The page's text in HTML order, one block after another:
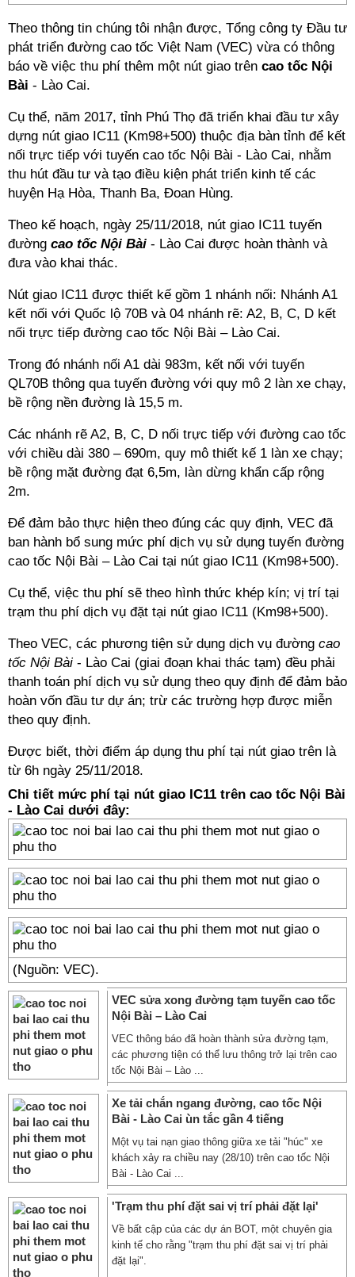
Theo thông tin chúng tôi nhận được, Tổng công ty Đầu tư
phát triển đường cao tốc Việt Nam (VEC) vừa có thông
báo về việc thu phí thêm một nút giao trên cao tốc Nội
Bài - Lào Cai.
Cụ thể, năm 2017, tỉnh Phú Thọ đã triển khai đầu tư xây
dựng nút giao IC11 (Km98+500) thuộc địa bàn tỉnh để kết
nối trực tiếp với tuyến cao tốc Nội Bài - Lào Cai, nhằm
thu hút đầu tư và tạo điều kiện phát triển kinh tế các
huyện Hạ Hòa, Thanh Ba, Đoan Hùng.
Theo kế hoạch, ngày 25/11/2018, nút giao IC11 tuyến
đường cao tốc Nội Bài - Lào Cai được hoàn thành và
đưa vào khai thác.
Nút giao IC11 được thiết kế gồm 1 nhánh nối: Nhánh A1
kết nối với Quốc lộ 70B và 04 nhánh rẽ: A2, B, C, D kết
nối trực tiếp đường cao tốc Nội Bài – Lào Cai.
Trong đó nhánh nối A1 dài 983m, kết nối với tuyến
QL70B thông qua tuyến đường với quy mô 2 làn xe chạy,
bề rộng nền đường là 15,5 m.
Các nhánh rẽ A2, B, C, D nối trực tiếp với đường cao tốc
với chiều dài 380 – 690m, quy mô thiết kế 1 làn xe chạy;
bề rộng mặt đường đạt 6,5m, làn dừng khẩn cấp rộng
2m.
Để đảm bảo thực hiện theo đúng các quy định, VEC đã
ban hành bổ sung mức phí dịch vụ sử dụng tuyến đường
cao tốc Nội Bài – Lào Cai tại nút giao IC11 (Km98+500).
Cụ thể, việc thu phí sẽ theo hình thức khép kín; vị trí tại
trạm thu phí dịch vụ đặt tại nút giao IC11 (Km98+500).
Theo VEC, các phương tiện sử dụng dịch vụ đường cao
tốc Nội Bài - Lào Cai (giai đoạn khai thác tạm) đều phải
thanh toán phí dịch vụ sử dụng theo quy định để đảm bảo
hoàn vốn đầu tư dự án; trừ các trường hợp được miễn
theo quy định.
Được biết, thời điểm áp dụng thu phí tại nút giao trên là
từ 6h ngày 25/11/2018.
Chi tiết mức phí tại nút giao IC11 trên cao tốc Nội Bài
- Lào Cai dưới đây:
(Nguồn: VEC).
VEC sửa xong đường tạm tuyến cao tốc
Nội Bài – Lào Cai
VEC thông báo đã hoàn thành sửa đường tạm,
các phương tiện có thể lưu thông trở lại trên cao
tốc Nội Bài – Lào ...
Xe tải chắn ngang đường, cao tốc Nội
Bài - Lào Cai ùn tắc gần 4 tiếng
Một vụ tai nạn giao thông giữa xe tải "húc" xe
khách xảy ra chiều nay (28/10) trên cao tốc Nội
Bài - Lào Cai ...
'Trạm thu phí đặt sai vị trí phải đặt lại'
Về bất cập của các dự án BOT, một chuyên gia
kinh tế cho rằng "trạm thu phí đặt sai vị trí phải
đặt lại".